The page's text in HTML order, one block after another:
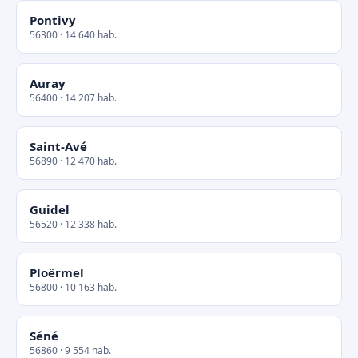
Pontivy
56300 · 14 640 hab.
Auray
56400 · 14 207 hab.
Saint-Avé
56890 · 12 470 hab.
Guidel
56520 · 12 338 hab.
Ploërmel
56800 · 10 163 hab.
Séné
56860 · 9 554 hab.